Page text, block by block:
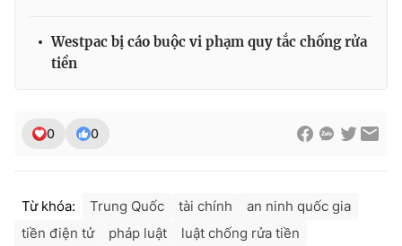
Westpac bị cáo buộc vi phạm quy tắc chống rửa
tiền
0 0
Từ khóa: Trung Quốc tài chính
an ninh quốc gia
tiền điện tử
pháp luật luật chống rửa tiền